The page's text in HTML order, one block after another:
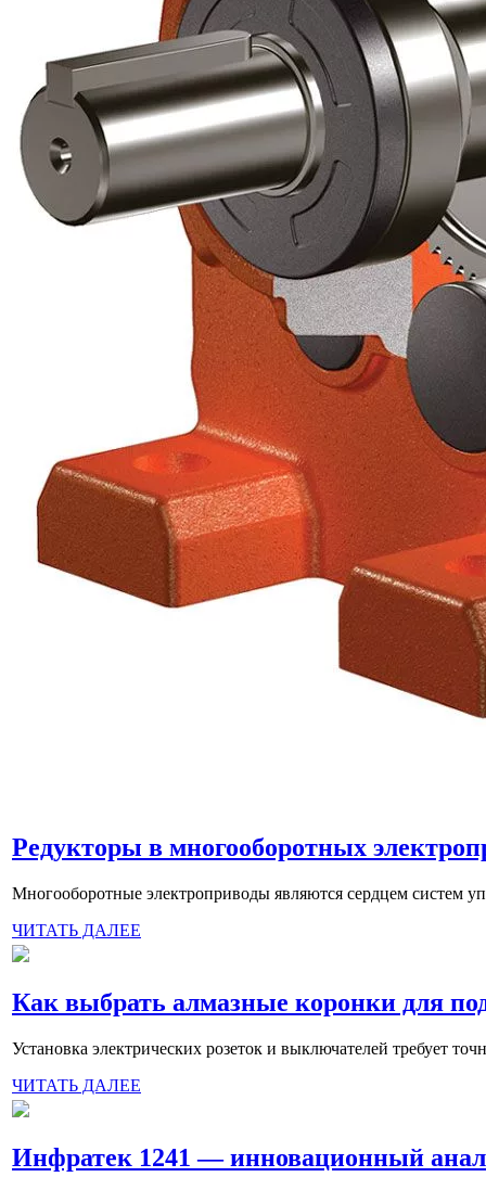
Редукторы в многооборотных
Многооборотные электроприводы являются сердцем систем
ЧИТАТЬ ДАЛЕЕ
Как выбрать алмазные коронки для
Установка электрических розеток и выключателей требует
ЧИТАТЬ ДАЛЕЕ
Инфратек 1241 — инновационный